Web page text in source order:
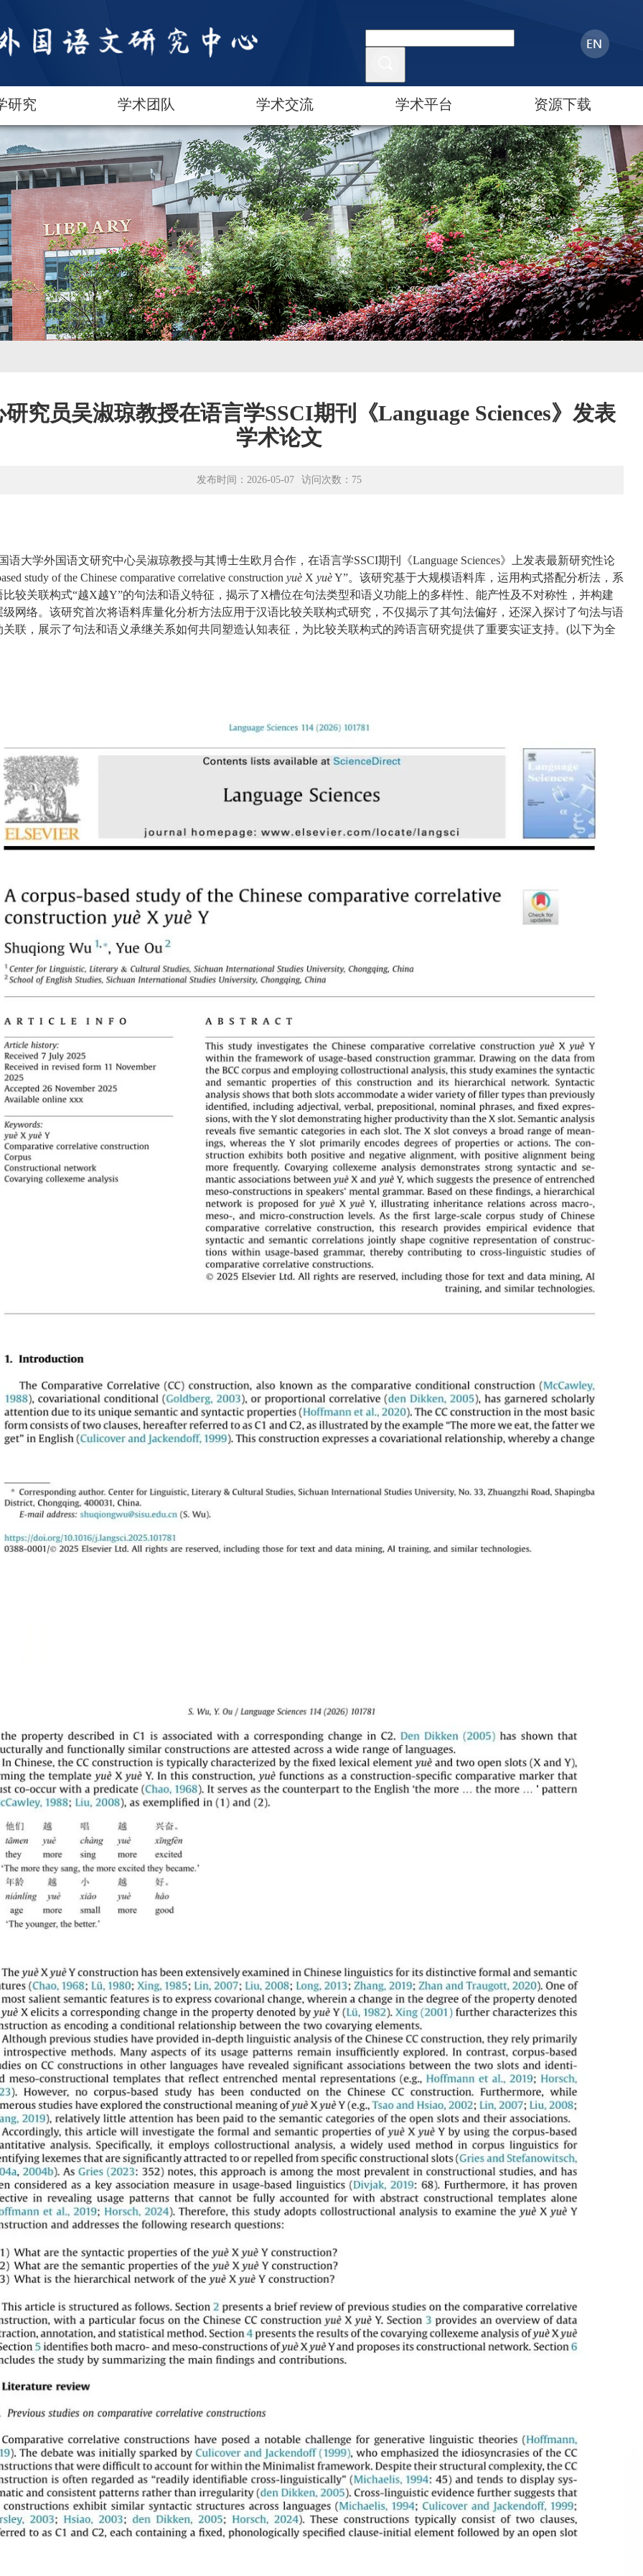
研究 学术团队 学术交流 学术平台 资源下载
究员吴淑琼教授在语言学SSCI期刊《Language Sciences》发表
学术论文
发布时间：2026-05-07 访问次数： 75
语大学外国语文研究中心吴淑琼教授与其博士生欧月合作，在语言学SSCI期刊《Language Sciences》上发表最新研究性论
study of the Chinese comparative correlative construction yuèX yuèY”。该研究基于大规模语料库，运用构式搭配分析法，系
较关联构式“越X越Y”的句法和语义特征，揭示了X槽位在句法类型和语义功能上的多样性、能产性及不对称性，并构建
级网络。该研究首次将语料库量化分析方法应用于汉语比较关联构式研究，不仅揭示了其句法偏好，还深入探讨了句法与语
联，展示了句法和语义承继关系如何共同塑造认知表征，为比较关联构式的跨语言研究提供了重要实证支持。(以下为全